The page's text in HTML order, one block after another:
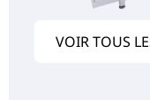
VOIR TOUS